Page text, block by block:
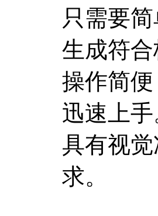
只需要
生成符
操作简
迅速上
具有视
求。